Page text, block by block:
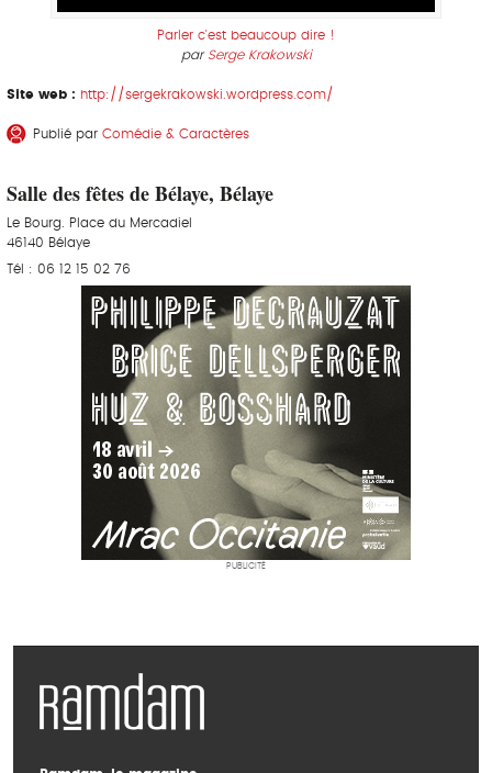
Parler c'est beaucoup dire !
par Serge Krakowski
Site web : http://sergekrakowski.wordpress.com/
Publié par Comédie & Caractères
Salle des fêtes de Bélaye, Bélaye
Le Bourg. Place du Mercadiel
46140 Bélaye
Tél : 06 12 15 02 76
PUBLICITÉ